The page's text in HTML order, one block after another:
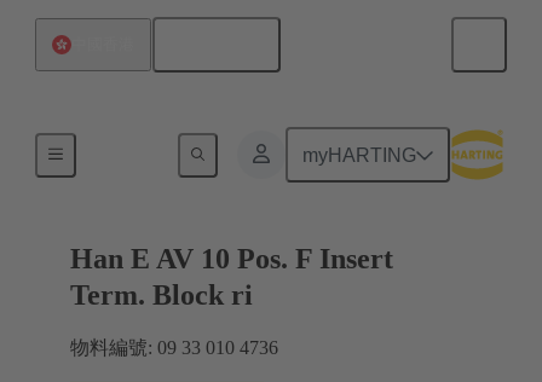
myHARTING
Han E AV 10 Pos. F Insert
Term. Block ri
物料編號: 09 33 010 4736